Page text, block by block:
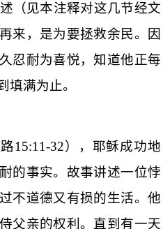
（见本注释对这几节经文
来，是为要拯救余民。因
忍耐为喜悦，知道他正每
填满为止。
15:11-32），耶稣成功地
的事实。故事讲述一位悖
不道德又有损的生活。他
父亲的权利。直到有一天